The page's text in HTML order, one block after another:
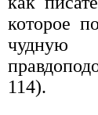
которое
чудную
114).